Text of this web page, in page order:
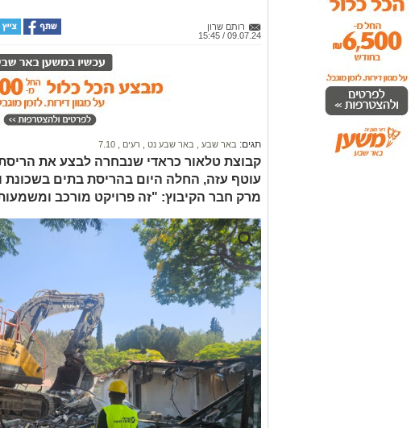
רותם שרון
09.07.24 / 15:45
תגים: באר שבע באר שבע נט רעים 7.10
קבוצת טלאור כראדי שנבחרה לבצע את הריסת
עוטף עזה, החלה היום בהריסת בתים בשכונת
מרק חבר הקיבוץ: "זה פרויקט מורכב